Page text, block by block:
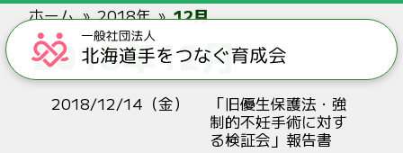
ホーム 2018年 12月
2018年12月
2018/12/14（金）
「旧優生保護法・強
制的不妊手術に対す
る検証会」報告書